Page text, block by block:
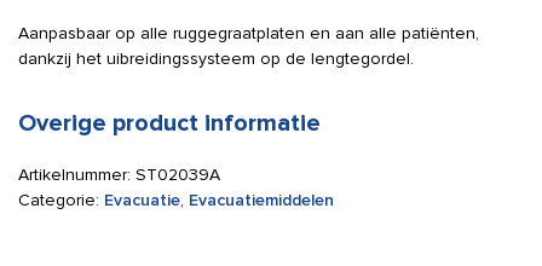
Aanpasbaar op alle ruggegraatplaten en aan alle patiënten,
dankzij het uibreidingssysteem op de lengtegordel.
Overige product informatie
Artikelnummer: ST02039A
Categorie: Evacuatie, Evacuatiemiddelen